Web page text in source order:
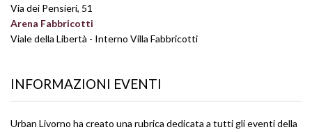
Via dei Pensieri, 51
Arena Fabbricotti
Viale della Libertà - Interno Villa Fabbricotti
INFORMAZIONI EVENTI
Urban Livorno ha creato una rubrica dedicata a tutti gli eventi della